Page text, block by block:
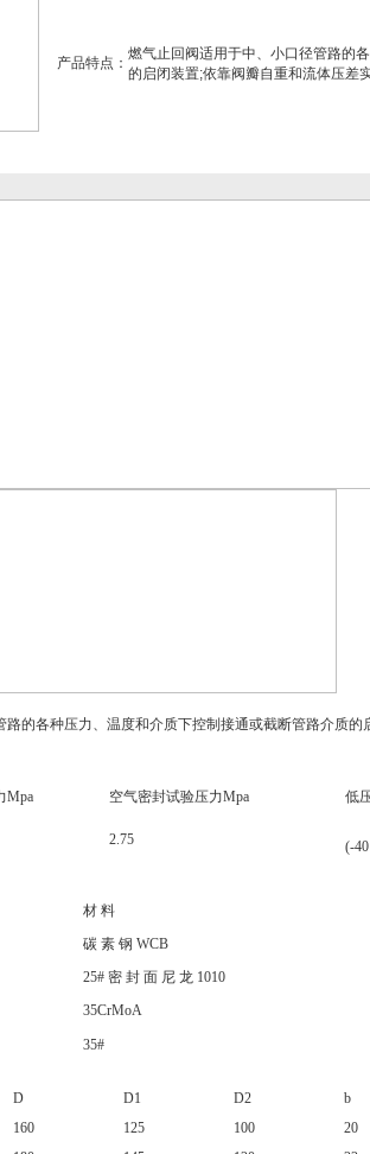
产品特点：
燃气止回阀适用于中、小口径管路的
的启闭装置;依靠阀瓣自重和流体压差
的各种压力、温度和介质下控制接通或截断管路介质的
Mpa 空气密封试验压力Mpa 低
2.75 (-
材 料
碳 素 钢 WCB
25# 密 封 面 尼 龙 1010
35CrMoA
35#
D D1 D2
b
160 125 100
20